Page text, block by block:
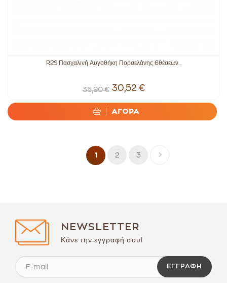
R2S Πασχαλινή Αυγοθήκη Πορσελάνης 6θέσεων...
35,90 € 30,52 €
ΑΓΟΡΑ
1 2 3
NEWSLETTER
Κάνε την εγγραφή σου!
ΕΓΓΡΑΦΉ